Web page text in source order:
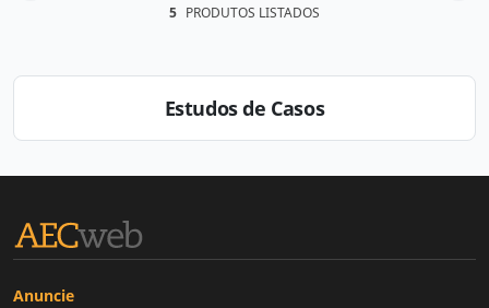
5 PRODUTOS LISTADOS
Estudos de Casos
Anuncie